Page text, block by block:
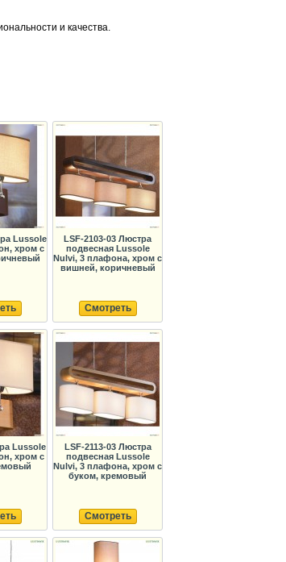
и качества.
Lussole
хром с
LSF-2103-03 Люстра
подвесная Lussole
Nulvi, 3 плафона, хром с
вишней, коричневый
Смотреть
Lussole
хром с
LSF-2113-03 Люстра
подвесная Lussole
Nulvi, 3 плафона, хром с
буком, кремовый
Смотреть